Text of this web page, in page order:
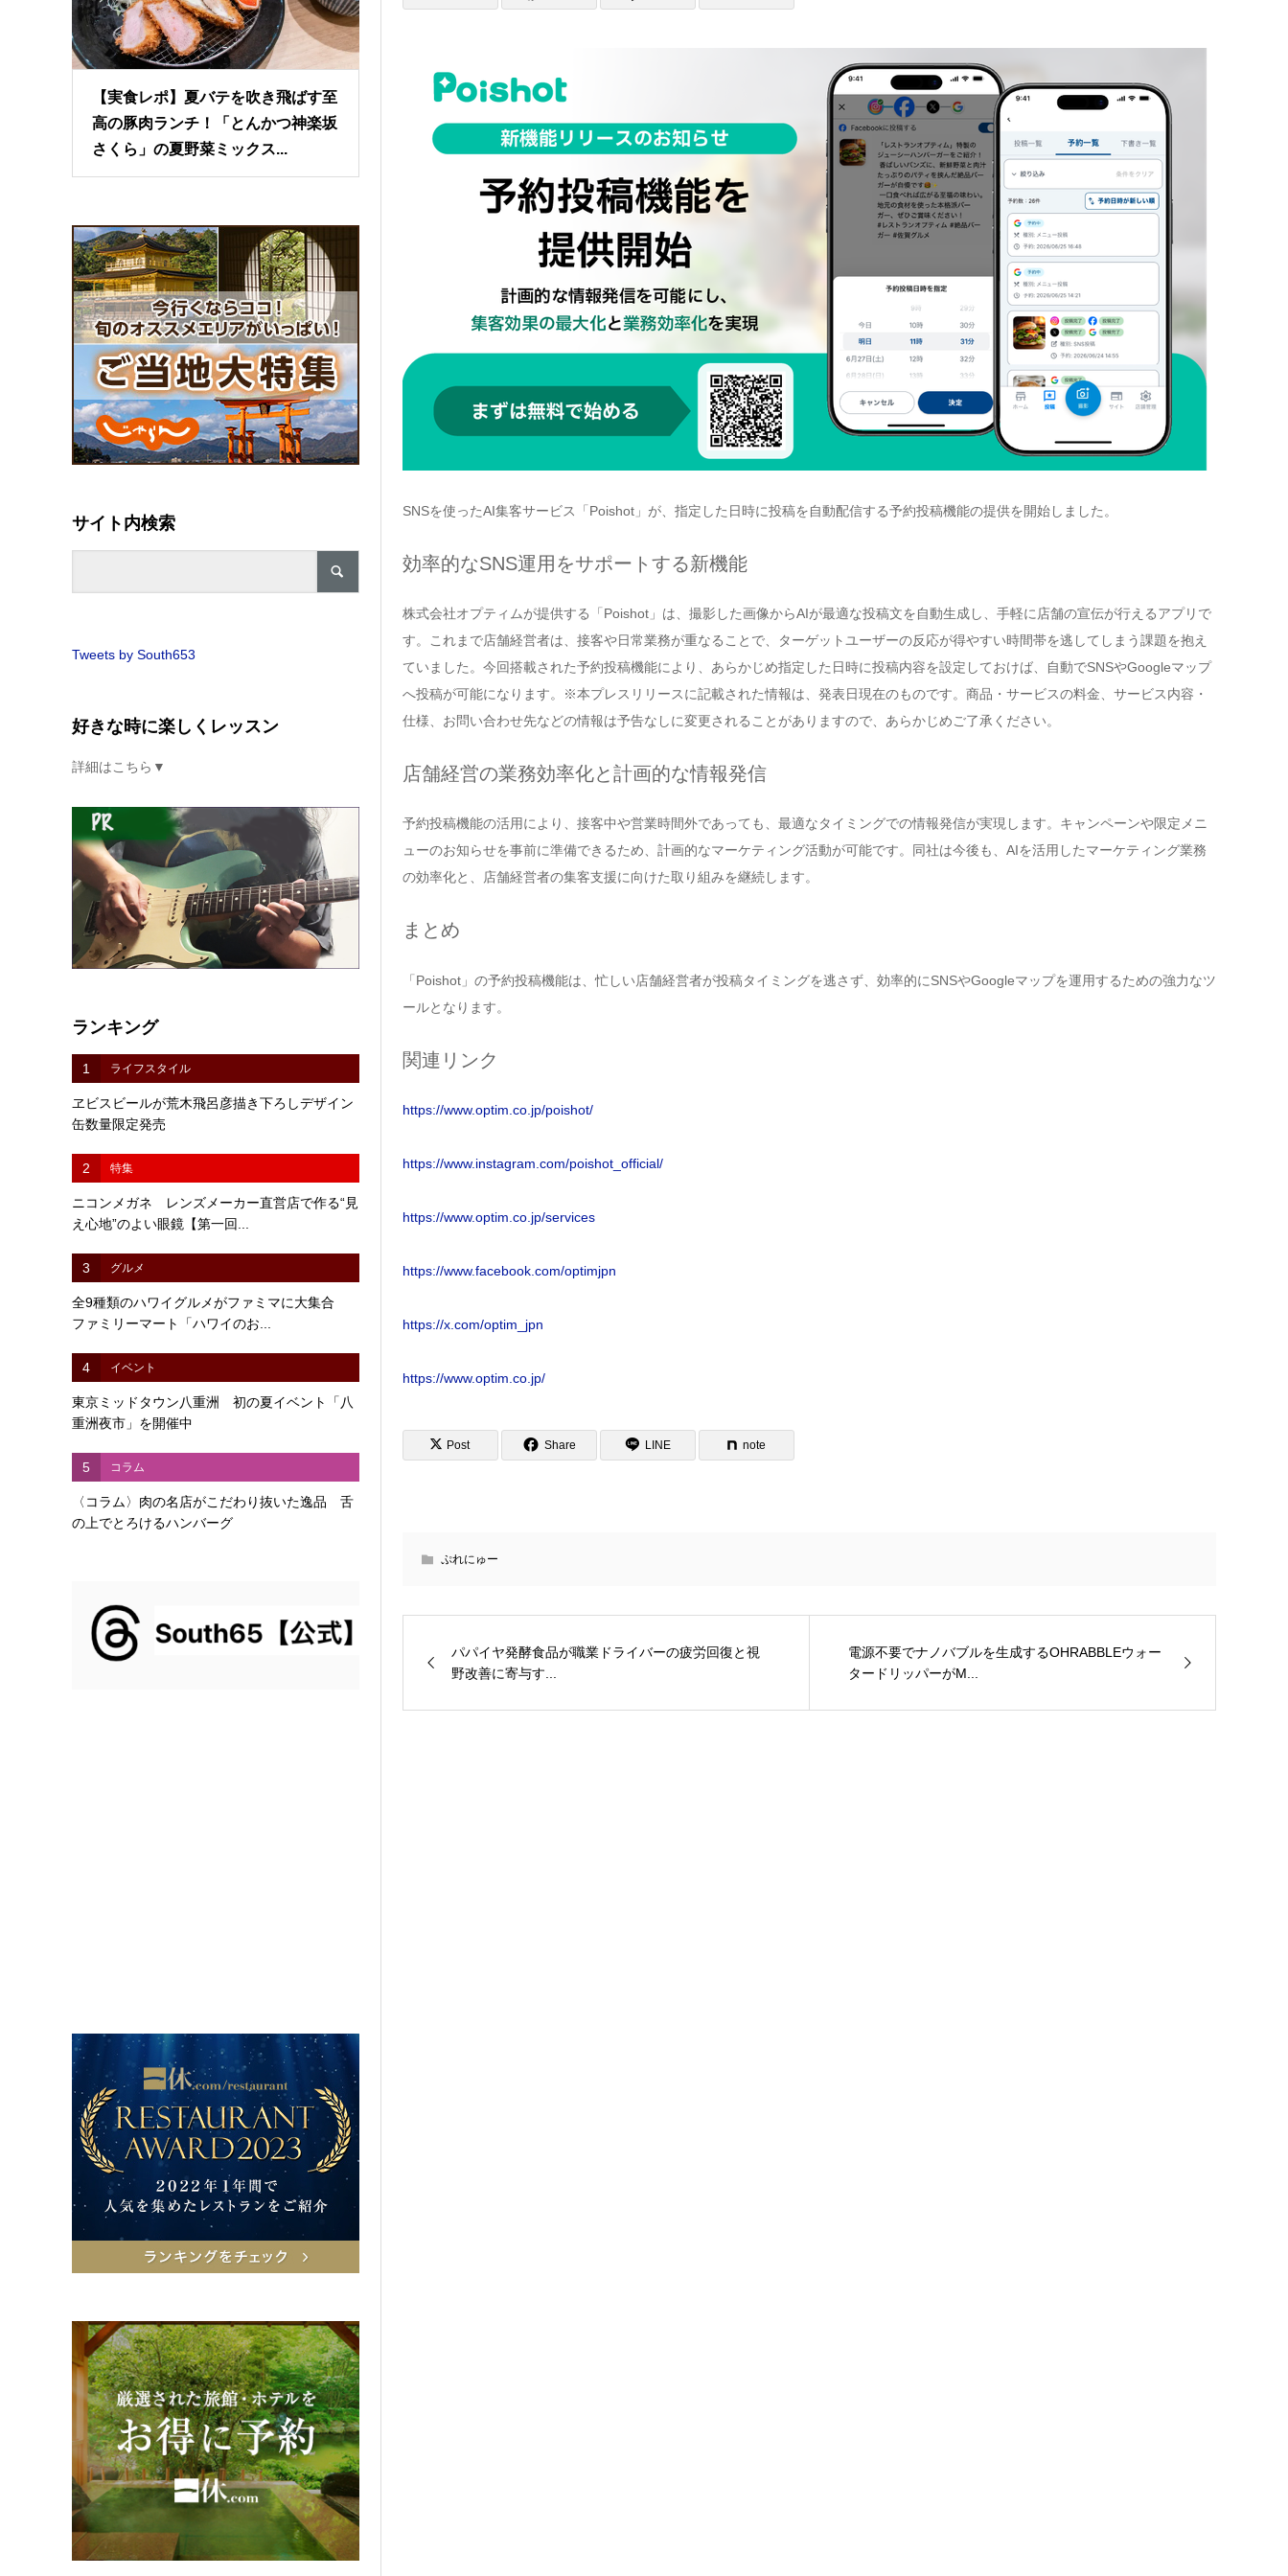
SNSを使ったAI集客サービス「Poishot」が、指定した日時に投稿を自動配信する予約投稿機能の提供を開始しました。
効率的なSNS運用をサポートする新機能
株式会社オプティムが提供する「Poishot」は、撮影した画像からAIが最適な投稿文を自動生成し、手軽に店舗の宣伝が行えるアプリで
す。これまで店舗経営者は、接客や日常業務が重なることで、ターゲットユーザーの反応が得やすい時間帯を逃してしまう課題を抱え
ていました。今回搭載された予約投稿機能により、あらかじめ指定した日時に投稿内容を設定しておけば、自動でSNSやGoogleマップ
へ投稿が可能になります。※本プレスリリースに記載された情報は、発表日現在のものです。商品・サービスの料金、サービス内容・
仕様、お問い合わせ先などの情報は予告なしに変更されることがありますので、あらかじめご了承ください。
店舗経営の業務効率化と計画的な情報発信
予約投稿機能の活用により、接客中や営業時間外であっても、最適なタイミングでの情報発信が実現します。キャンペーンや限定メニ
ューのお知らせを事前に準備できるため、計画的なマーケティング活動が可能です。同社は今後も、AIを活用したマーケティング業務
の効率化と、店舗経営者の集客支援に向けた取り組みを継続します。
まとめ
「Poishot」の予約投稿機能は、忙しい店舗経営者が投稿タイミングを逃さず、効率的にSNSやGoogleマップを運用するための強力なツ
ールとなります。
関連リンク
https://www.optim.co.jp/poishot/
https://www.instagram.com/poishot_official/
https://www.optim.co.jp/services
https://www.facebook.com/optimjpn
https://x.com/optim_jpn
https://www.optim.co.jp/
Post Share LINE note
ぷれにゅー
パパイヤ発酵食品が職業ドライバーの疲労回復と視
野改善に寄与す...
電源不要でナノバブルを生成するOHRABBLEウォー
タードリッパーがM...
【実食レポ】夏バテを吹き飛ばす至
高の豚肉ランチ！「とんかつ神楽坂
さくら」の夏野菜ミックス...
サイト内検索
Tweets by South653
好きな時に楽しくレッスン
詳細はこちら▼
ランキング
1 ライフスタイル
ヱビスビールが荒木飛呂彦描き下ろしデザイン
缶数量限定発売
2 特集
ニコンメガネ レンズメーカー直営店で作る“見
え心地”のよい眼鏡【第一回...
3 グルメ
全9種類のハワイグルメがファミマに大集合
ファミリーマート「ハワイのお...
4 イベント
東京ミッドタウン八重洲 初の夏イベント「八
重洲夜市」を開催中
5 コラム
〈コラム〉肉の名店がこだわり抜いた逸品 舌
の上でとろけるハンバーグ